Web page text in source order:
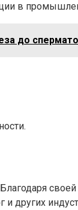
в
до
других